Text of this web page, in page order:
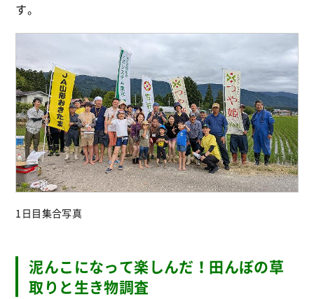
す。
1日目集合写真
泥んこになって楽しんだ！田んぼの草
取りと生き物調査